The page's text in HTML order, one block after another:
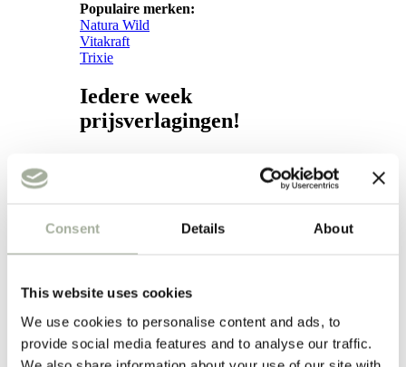
Consent Details About
This website uses cookies
We use cookies to personalise content and ads, to
provide social media features and to analyse our traffic.
Populaire merken:
Natura Wild
Vitakraft
Trixie
Iedere week
prijsverlagingen!
Verzorging
Hond
Apotheek
Kat